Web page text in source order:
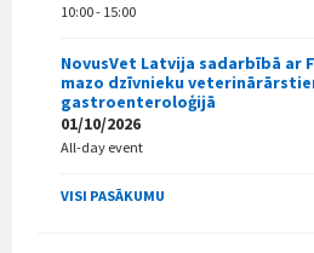
10:00 - 15:00
NovusVet Latvija sadarbībā ar
mazo dzīvnieku
gastroenteroloģijā
01/10/2026
All-day event
VISI PASĀKUMU